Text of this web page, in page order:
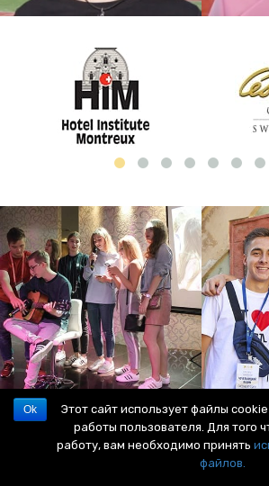
Этот сайт использует файлы
работы пользователя. Для того
работу, вам необходимо принять
файлов.
Ok